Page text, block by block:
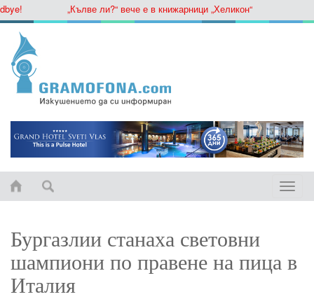
„Кълве ли?“ вече е в книжарници „Хеликон“
Toggle
Бургазлии станаха световни
шампиони по правене на пица в
Италия